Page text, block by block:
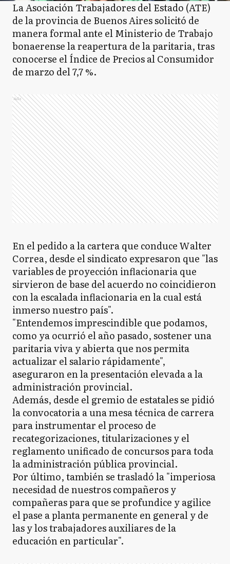
La Asociación Trabajadores del Estado (ATE)
de la provincia de Buenos Aires solicitó de
manera formal ante el Ministerio de Trabajo
bonaerense la reapertura de la paritaria, tras
conocerse el Índice de Precios al Consumidor
de marzo del 7,7 %.
Ads
En el pedido a la cartera que conduce Walter
Correa, desde el sindicato expresaron que "las
variables de proyección inflacionaria que
sirvieron de base del acuerdo no coincidieron
con la escalada inflacionaria en la cual está
inmerso nuestro país".
"Entendemos imprescindible que podamos,
como ya ocurrió el año pasado, sostener una
paritaria viva y abierta que nos permita
actualizar el salario rápidamente",
aseguraron en la presentación elevada a la
administración provincial.
Además, desde el gremio de estatales se pidió
la convocatoria a una mesa técnica de carrera
para instrumentar el proceso de
recategorizaciones, titularizaciones y el
reglamento unificado de concursos para toda
la administración pública provincial.
Por último, también se trasladó la "imperiosa
necesidad de nuestros compañeros y
compañeras para que se profundice y agilice
el pase a planta permanente en general y de
las y los trabajadores auxiliares de la
educación en particular".